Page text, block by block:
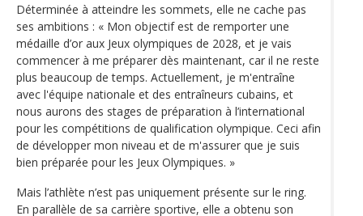
Déterminée à atteindre les sommets, elle ne cache pas
ses ambitions : « Mon objectif est de remporter une
médaille d’or aux Jeux olympiques de 2028, et je vais
commencer à me préparer dès maintenant, car il ne reste
plus beaucoup de temps. Actuellement, je m'entraîne
avec l'équipe nationale et des entraîneurs cubains, et
nous aurons des stages de préparation à l’international
pour les compétitions de qualification olympique. Ceci afin
de développer mon niveau et de m'assurer que je suis
bien préparée pour les Jeux Olympiques. »
Mais l’athlète n’est pas uniquement présente sur le ring.
En parallèle de sa carrière sportive, elle a obtenu son